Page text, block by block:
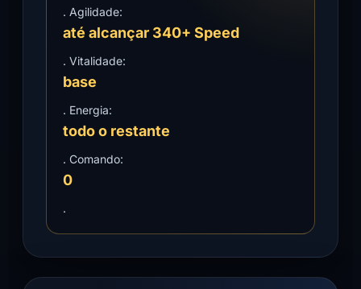
. Agilidade:
até alcançar 340+ Speed
. Vitalidade:
base
. Energia:
todo o restante
. Comando:
0
.